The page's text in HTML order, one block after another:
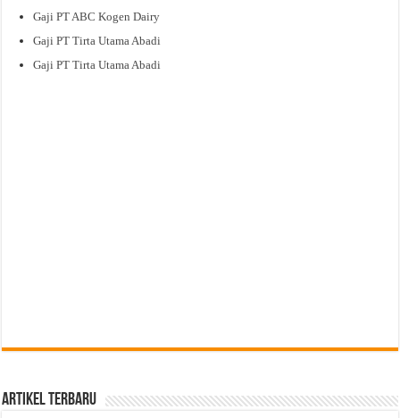
Gaji PT ABC Kogen Dairy
Gaji PT Tirta Utama Abadi
Gaji PT Tirta Utama Abadi
Artikel Terbaru